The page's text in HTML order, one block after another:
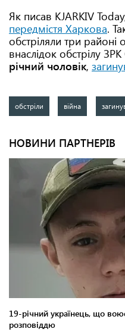
Як писав KJARKIV
передмістя Харкова.
обстріляли три районі
внаслідок обстрілу
річний чоловік,
обстріли війна